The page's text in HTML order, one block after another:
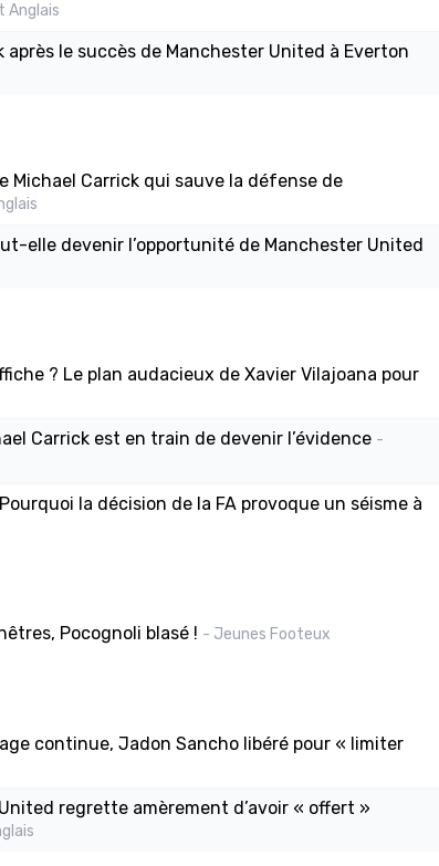
Anglais
le succès de Manchester United à Everton
Michael Carrick qui sauve la défense de
elle devenir l’opportunité de Manchester United
? Le plan audacieux de Xavier Vilajoana pour
Carrick est en train de devenir l’évidence -
la décision de la FA provoque un séisme à
Pocognoli blasé ! - Jeunes Footeux
continue, Jadon Sancho libéré pour « limiter
regrette amèrement d’avoir « offert »